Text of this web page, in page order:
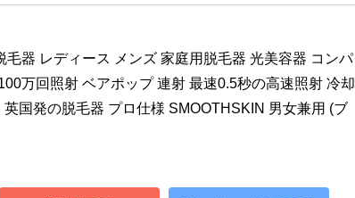
毛器 レディース メンズ 家庭用脱毛器 光美容器 コンパ
万回照射 ベアポップ 連射 最速0.5秒の高速照射 冷却
国発の脱毛器 プロ仕様 SMOOTHSKIN 男女兼用 (ブ